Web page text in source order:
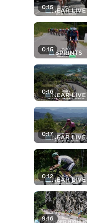
0:15
0:15
0:16
0:17
0:12
9:16